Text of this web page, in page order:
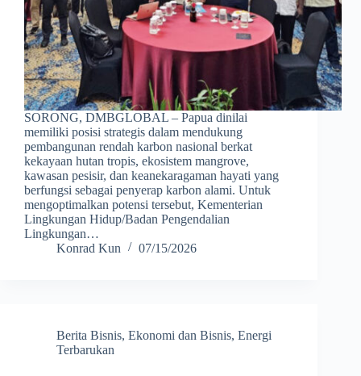
SORONG, DMBGLOBAL – Papua dinilai
memiliki posisi strategis dalam mendukung
pembangunan rendah karbon nasional berkat
kekayaan hutan tropis, ekosistem mangrove,
kawasan pesisir, dan keanekaragaman hayati yang
berfungsi sebagai penyerap karbon alami. Untuk
mengoptimalkan potensi tersebut, Kementerian
Lingkungan Hidup/Badan Pengendalian
Lingkungan…
Konrad Kun
07/15/2026
Berita Bisnis, Ekonomi dan Bisnis, Energi
Terbarukan